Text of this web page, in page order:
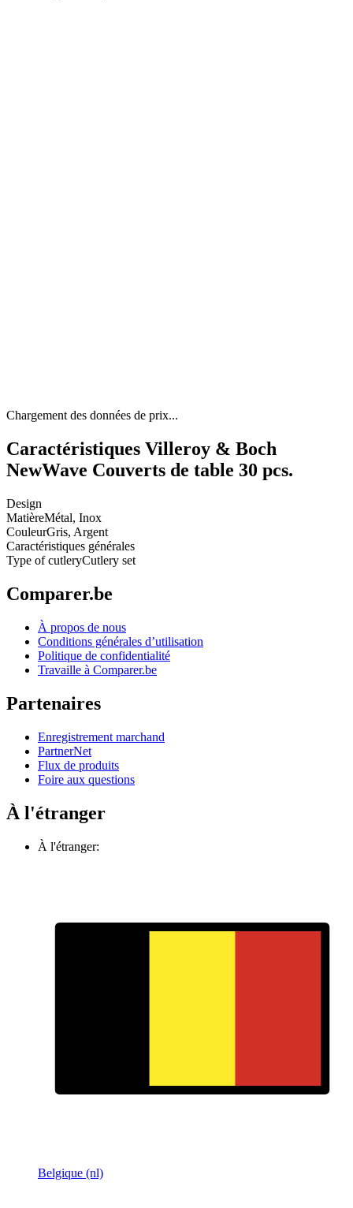
Chargement des données de prix...
Caractéristiques Villeroy & Boch
NewWave Couverts de table 30 pcs.
Design
MatièreMétal, Inox
CouleurGris, Argent
Caractéristiques générales
Type of cutleryCutlery set
Comparer.be
À propos de nous
Conditions générales d’utilisation
Politique de confidentialité
Travaille à Comparer.be
Partenaires
Enregistrement marchand
PartnerNet
Flux de produits
Foire aux questions
À l'étranger
À l'étranger:
Belgique (nl)